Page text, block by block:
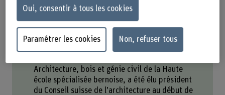
plateforme nationale d’échange des douze écoles
communs par l’échange avec le secteur
professionnel, les associations et les instances
Architecture, bois et génie civil de la Haute
école spécialisée bernoise, a été élu président
du Conseil suisse de l’architecture au début de
Oui, consentir à tous les cookies
Paramétrer les cookies Non, refuser tous